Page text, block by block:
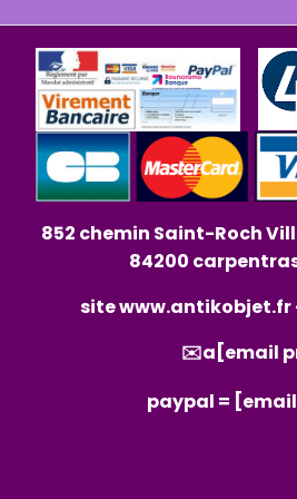
852 chemin Saint-Roch
84200
sitewww.antikobjet.fr
✉️a [email
paypal =